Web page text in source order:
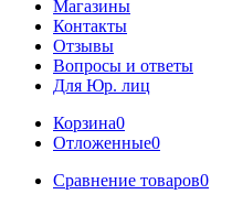
Магазины
Контакты
Отзывы
Вопросы и ответы
Для Юр. лиц
Корзина0
Отложенные0
Сравнение товаров0